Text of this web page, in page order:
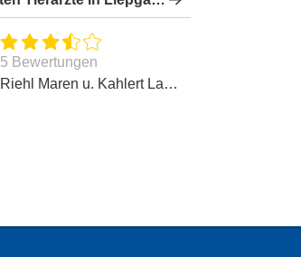
5 Bewertungen
Riehl Maren u. Kahlert Lars Praktische Tierärzte